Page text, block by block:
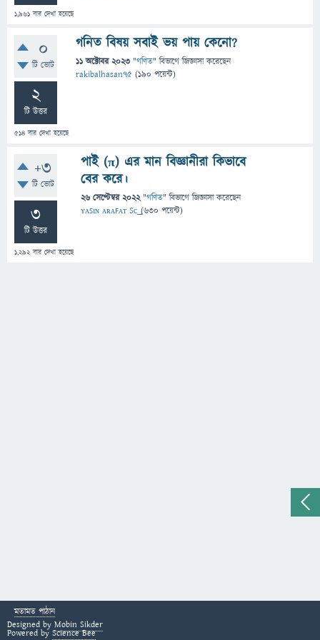
1,961 বার দেখা হয়েছে
0
টি ভোট
2
টি উত্তর
514 বার দেখা হয়েছে
গনিত বিষয় সবাই ভয় পায় কেনো?
11 অক্টোবর 2023 "গণিত" বিভাগে জিজ্ঞাসাকরেছেন
rakibalhasan75 (190 পয়েন্ট)
+3
টি ভোট
3
টি উত্তর
1,292বার দেখা হয়েছে
পাই (π) এর মান বিজ্ঞানীরা কিভাবে
বের করে।
26 সেপ্টেম্বর 2022 "গণিত" বিভাগে জিজ্ঞাসাকরেছেন
ʏᴀꜱɪɴ ᴀʀᴀꜰᴀᴛ Sᴄ͢͢͢ (630 পয়েন্ট)
মতামত পাঠান
Designed by Mobin Sikder
Powered by Science Bee